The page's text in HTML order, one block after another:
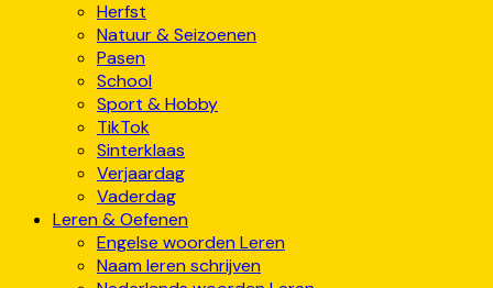
Herfst
Natuur & Seizoenen
Pasen
School
Sport & Hobby
TikTok
Sinterklaas
Verjaardag
Vaderdag
Leren & Oefenen
Engelse woorden Leren
Naam leren schrijven